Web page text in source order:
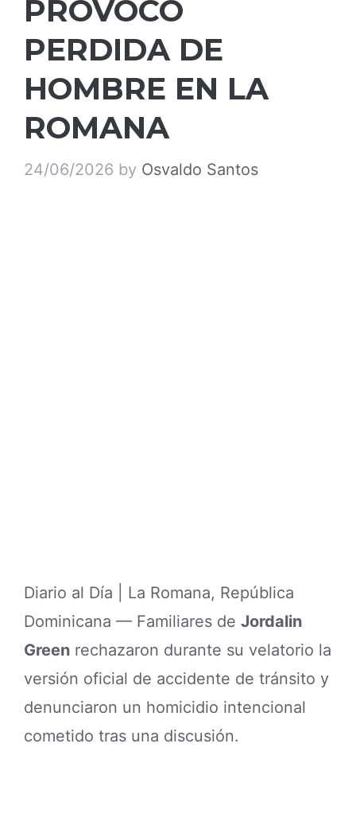
PROVOCO
PERDIDA DE
HOMBRE EN LA
ROMANA
24/06/2026 by Osvaldo Santos
Diario al Día | La Romana, República
Dominicana — Familiares de Jordalin
Green rechazaron durante su velatorio la
versión oficial de accidente de tránsito y
denunciaron un homicidio intencional
cometido tras una discusión.